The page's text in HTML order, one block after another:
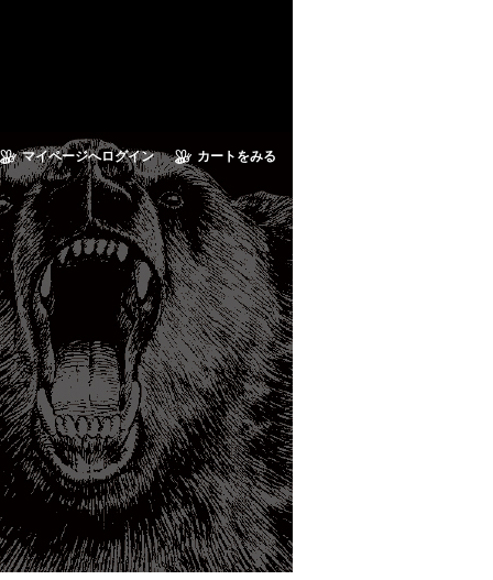
マイページへログイン カートをみる